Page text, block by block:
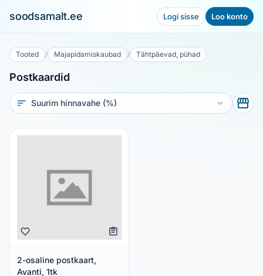
soodsamalt.ee Logi sisse Loo konto
Tooted / Majapidamiskaubad / Tähtpäevad, pühad
Postkaardid
Sorteeri
2-osaline postkaart,
Avanti, 1tk